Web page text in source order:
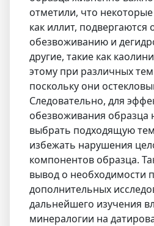
отметили, что
как иллит,
обезвоживанию и
другие, такие как
этому при различных
поскольку они
Следовательно, для
обезвоживания образца
выбрать подходящую
избежать нарушения
компонентов образца.
вывод о необходимости
дополнительных
дальнейшего изучения
минералогии на